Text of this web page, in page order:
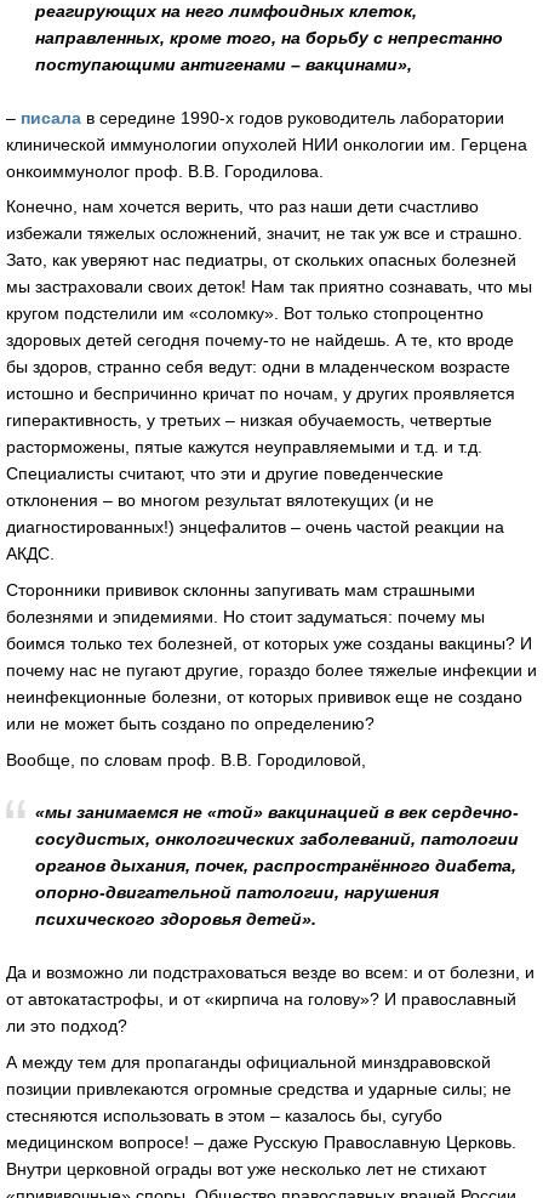
реагирующих на него лимфоидных клеток,
направленных, кроме того, на борьбу с непрестанно
поступающими антигенами – вакцинами»,
– писала в середине 1990-х годов руководитель лаборатории
клинической иммунологии опухолей НИИ онкологии им. Герцена
онкоиммунолог проф. В.В. Городилова.
Конечно, нам хочется верить, что раз наши дети счастливо
избежали тяжелых осложнений, значит, не так уж все и страшно.
Зато, как уверяют нас педиатры, от скольких опасных болезней
мы застраховали своих деток! Нам так приятно сознавать, что мы
кругом подстелили им «соломку». Вот только стопроцентно
здоровых детей сегодня почему-то не найдешь. А те, кто вроде
бы здоров, странно себя ведут: одни в младенческом возрасте
истошно и беспричинно кричат по ночам, у других проявляется
гиперактивность, у третьих – низкая обучаемость, четвертые
расторможены, пятые кажутся неуправляемыми и т.д. и т.д.
Специалисты считают, что эти и другие поведенческие
отклонения – во многом результат вялотекущих (и не
диагностированных!) энцефалитов – очень частой реакции на
АКДС.
Сторонники прививок склонны запугивать мам страшными
болезнями и эпидемиями. Но стоит задуматься: почему мы
боимся только тех болезней, от которых уже созданы вакцины? И
почему нас не пугают другие, гораздо более тяжелые инфекции и
неинфекционные болезни, от которых прививок еще не создано
или не может быть создано по определению?
Вообще, по словам проф. В.В. Городиловой,
«мы занимаемся не «той» вакцинацией в век сердечно-
сосудистых, онкологических заболеваний, патологии
органов дыхания, почек, распространённого диабета,
опорно-двигательной патологии, нарушения
психического здоровья детей».
Да и возможно ли подстраховаться везде во всем: и от болезни, и
от автокатастрофы, и от «кирпича на голову»? И православный
ли это подход?
А между тем для пропаганды официальной минздравовской
позиции привлекаются огромные средства и ударные силы; не
стесняются использовать в этом – казалось бы, сугубо
медицинском вопросе! – даже Русскую Православную Церковь.
Внутри церковной ограды вот уже несколько лет не стихают